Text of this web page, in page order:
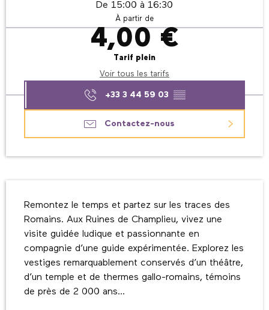
De 15:00 à 16:30
À partir de
4,00 €
Tarif plein
Voir tous les tarifs
+33 3 44 59 03 ▒▒
Contactez-nous
Remontez le temps et partez sur les traces des
Romains. Aux Ruines de Champlieu, vivez une
visite guidée ludique et passionnante en
compagnie d’une guide expérimentée. Explorez les
vestiges remarquablement conservés d’un théâtre,
d’un temple et de thermes gallo-romains, témoins
de près de 2 000 ans...